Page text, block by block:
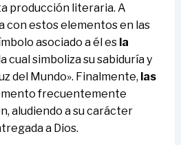
producción literaria. A
con estos elementos en las
asociado a él es la
cual simboliza su sabiduría y
del Mundo». Finalmente, las
frecuentemente
aludiendo a su carácter
a Dios.